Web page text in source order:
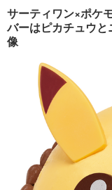
音楽
ショッピング
ペット
プッシュ通知の停止
サーティワン×ポケ
バーはピカチュウ
像